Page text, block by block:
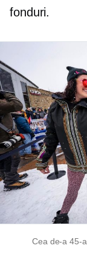
fonduri.
Cea de-a 45-